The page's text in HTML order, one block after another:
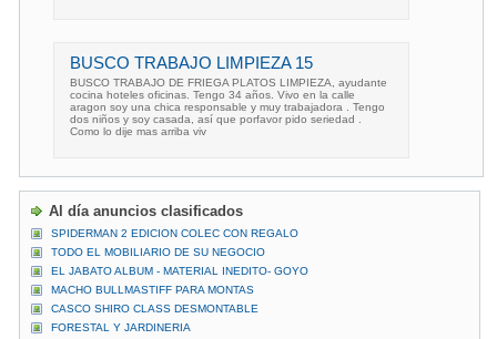
BUSCO TRABAJO LIMPIEZA 15
BUSCO TRABAJO DE FRIEGA PLATOS LIMPIEZA, ayudante
cocina hoteles oficinas. Tengo 34 años. Vivo en la calle
aragon soy una chica responsable y muy trabajadora . Tengo
dos niños y soy casada, así que porfavor pido seriedad .
Como lo dije mas arriba viv
Al día anuncios clasificados
SPIDERMAN 2 EDICION COLEC CON REGALO
TODO EL MOBILIARIO DE SU NEGOCIO
EL JABATO ALBUM - MATERIAL INEDITO- GOYO
MACHO BULLMASTIFF PARA MONTAS
CASCO SHIRO CLASS DESMONTABLE
FORESTAL Y JARDINERIA